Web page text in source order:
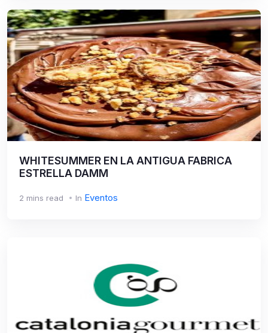
WHITESUMMER EN LA ANTIGUA FABRICA
ESTRELLA DAMM
2 mins read In Eventos